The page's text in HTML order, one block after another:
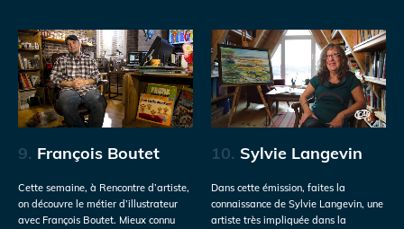
9. François Boutet
Cette semaine, à Rencontre d’artiste,
on découvre le métier d’illustrateur
avec François Boutet. Mieux connu
10. Sylvie Langevin
Dans cette émission, faites la
connaissance de Sylvie Langevin, une
artiste très impliquée dans la